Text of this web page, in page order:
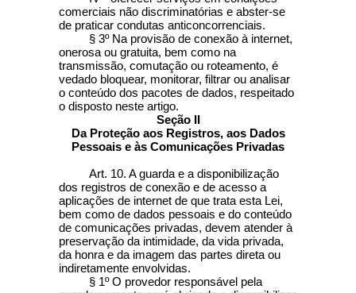
comerciais não discriminatórias e abster-se
de praticar condutas anticoncorrenciais.
§ 3º Na provisão de conexão à internet,
onerosa ou gratuita, bem como na
transmissão, comutação ou roteamento, é
vedado bloquear, monitorar, filtrar ou analisar
o conteúdo dos pacotes de dados, respeitado
o disposto neste artigo.
Seção II
Da Proteção aos Registros, aos Dados
Pessoais e às Comunicações Privadas
Art. 10. A guarda e a disponibilização
dos registros de conexão e de acesso a
aplicações de internet de que trata esta Lei,
bem como de dados pessoais e do conteúdo
de comunicações privadas, devem atender à
preservação da intimidade, da vida privada,
da honra e da imagem das partes direta ou
indiretamente envolvidas.
§ 1º O provedor responsável pela